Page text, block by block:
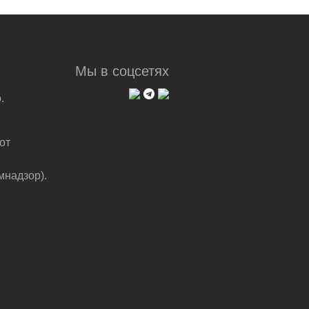
Мы в соцсетях